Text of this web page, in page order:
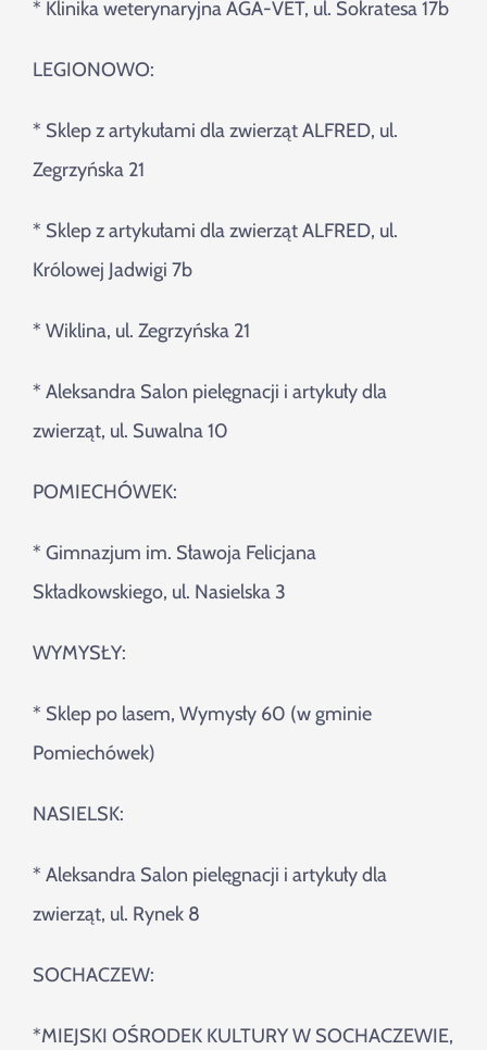
* Klinika weterynaryjna AGA-VET, ul. Sokratesa 17b
LEGIONOWO:
* Sklep z artykułami dla zwierząt ALFRED, ul.
Zegrzyńska 21
* Sklep z artykułami dla zwierząt ALFRED, ul.
Królowej Jadwigi 7b
* Wiklina, ul. Zegrzyńska 21
* Aleksandra Salon pielęgnacji i artykuły dla
zwierząt, ul. Suwalna 10
POMIECHÓWEK:
* Gimnazjum im. Sławoja Felicjana
Składkowskiego, ul. Nasielska 3
WYMYSŁY:
* Sklep po lasem, Wymysły 60 (w gminie
Pomiechówek)
NASIELSK:
* Aleksandra Salon pielęgnacji i artykuły dla
zwierząt, ul. Rynek 8
SOCHACZEW:
*MIEJSKI OŚRODEK KULTURY W SOCHACZEWIE,